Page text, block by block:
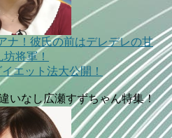
ナ！彼氏の前はデレデレの甘
坊将軍！
エット法大公開！
いなし広瀬すずちゃん特集！